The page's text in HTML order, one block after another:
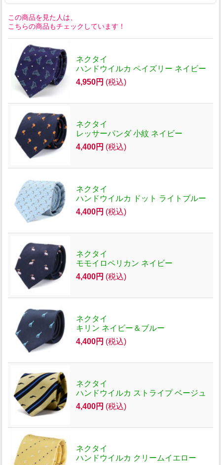
この商品を見た人は、
こちらの商品もチェックしています！
ネクタイ
ハンドウイルカ ペイズリー ネイビー
4,950円 (税込)
ネクタイ
レッサーパンダ 小紋 ネイビー
4,400円 (税込)
ネクタイ
ハンドウイルカ ドット ライトブルー
4,400円 (税込)
ネクタイ
モモイロペリカン ネイビー
4,400円 (税込)
ネクタイ
キリン ネイビー＆ブルー
4,400円 (税込)
ネクタイ
ハンドウイルカ ストライプ ベージュ
4,400円 (税込)
ネクタイ
ハンドウイルカ クリームイエロー